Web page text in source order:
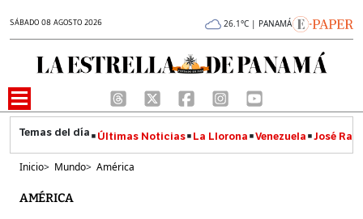
SÁBADO 08 AGOSTO 2026 26.1°C | PANAMÁ
Últimas Noticias La Llorona Venezuela José
Inicio> Mundo> América
AMÉRICA